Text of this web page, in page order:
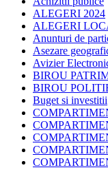
ALEGERI 2024
ALEGERI
Anunturi de
Asezare
Avizier
BIROU
BIROU
Buget si investitii